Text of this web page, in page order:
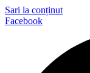
Sari la conținut
Facebook